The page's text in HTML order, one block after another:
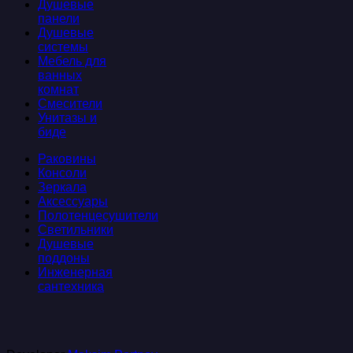
Душевые
панели
Душевые
системы
Мебель для
ванных
комнат
Смесители
Унитазы и
биде
Раковины
Консоли
Зеркала
Аксессуары
Полотенцесушители
Светильники
Душевые
поддоны
Инженерная
сантехника